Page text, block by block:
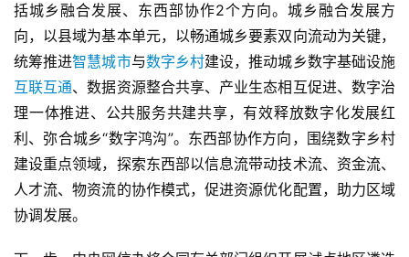
括城乡融合发展、东西部协作2个方向。城乡融合发展方
向，以县域为基本单元，以畅通城乡要素双向流动为关键，
统筹推进智慧城市与数字乡村建设，推动城乡数字基础设施
互联互通、数据资源整合共享、产业生态相互促进、数字治
理一体推进、公共服务共建共享，有效释放数字化发展红
利、弥合城乡“数字鸿沟”。东西部协作方向，围绕数字乡村
建设重点领域，探索东西部以信息流带动技术流、资金流、
人才流、物资流的协作模式，促进资源优化配置，助力区域
协调发展。